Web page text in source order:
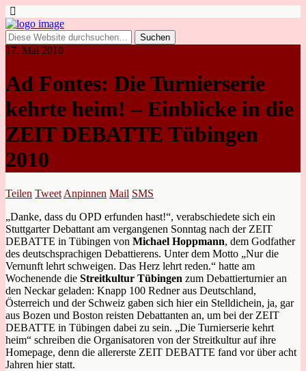
17. Mai 2010
Ad Fontes: Die Turnierserie
kehrte heim! – Einblicke in die
ZEIT DEBATTE Tübingen
2010
Teilen Tweet Anpinnen Mail SMS
„Danke, dass du OPD erfunden hast!“, verabschiedete sich ein
Stuttgarter Debattant am vergangenen Sonntag nach der ZEIT
DEBATTE in Tübingen von Michael Hoppmann, dem Godfather
des deutschsprachigen Debattierens. Unter dem Motto „Nur die
Vernunft lehrt schweigen. Das Herz lehrt reden.“ hatte am
Wochenende die Streitkultur Tübingen zum Debattierturnier an
den Neckar geladen: Knapp 100 Redner aus Deutschland,
Österreich und der Schweiz gaben sich hier ein Stelldichein, ja, gar
aus Bozen und Boston reisten Debattanten an, um bei der ZEIT
DEBATTE in Tübingen dabei zu sein. „Die Turnierserie kehrt
heim“ schreiben die Organisatoren von der Streitkultur auf ihre
Homepage, denn die allererste ZEIT DEBATTE fand vor über acht
Jahren hier statt.